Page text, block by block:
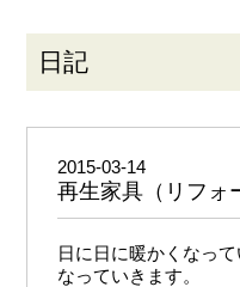
日記
2015-03-14
再生家具（リフォ
日に日に暖かくなっ
なっていきます。